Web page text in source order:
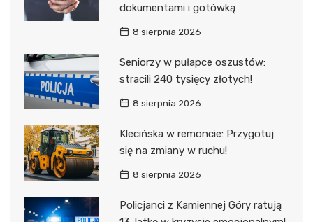
dokumentami i gotówką
8 sierpnia 2026
Seniorzy w pułapce oszustów:
stracili 240 tysięcy złotych!
8 sierpnia 2026
Klecińska w remoncie: Przygotuj
się na zmiany w ruchu!
8 sierpnia 2026
Policjanci z Kamiennej Góry ratują